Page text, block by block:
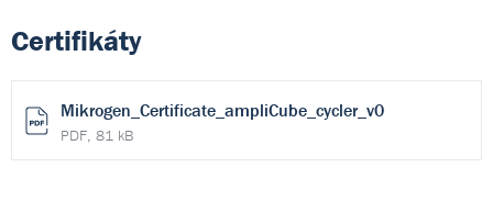
Certifikáty
Mikrogen_Certificate_ampliCube_cycler_v0
PDF, 81 kB